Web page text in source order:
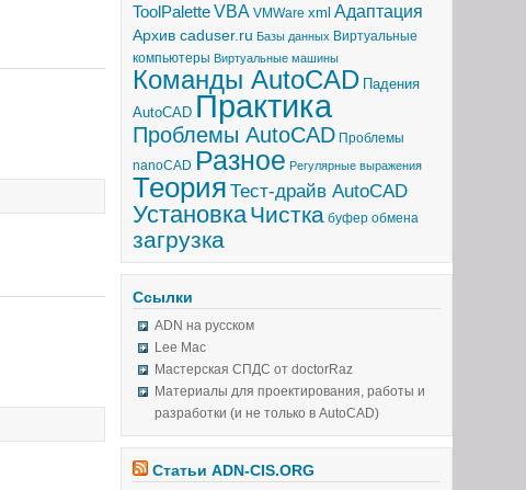
ToolPalette VBA VMWare xml Адаптация
Архив caduser.ru Базы данных Виртуальные
компьютеры Виртуальные машины
Команды AutoCAD Падения
AutoCAD Практика
Проблемы AutoCAD Проблемы
nanoCAD Разное Регулярные выражения
Теория Тест-драйв AutoCAD
УстановкаЧистка буфер обмена
загрузка
Ссылки
ADN на русском
Lee Mac
Мастерская СПДС от doctorRaz
Материалы для проектирования, работы и
разработки (и не только в AutoCAD)
Статьи ADN-CIS.ORG